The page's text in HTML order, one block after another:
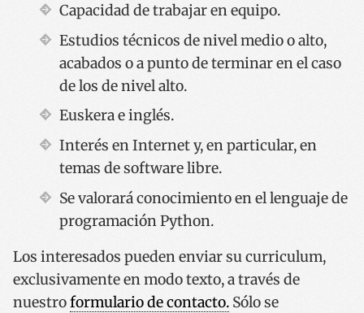
Capacidad de trabajar en equipo.
Estudios técnicos de nivel medio o alto,
acabados o a punto de terminar en el caso
de los de nivel alto.
Euskera e inglés.
Interés en Internet y, en particular, en
temas de software libre.
Se valorará conocimiento en el lenguaje de
programación Python.
Los interesados pueden enviar su curriculum,
exclusivamente en modo texto, a través de
nuestroformulario de contacto. Sólo se